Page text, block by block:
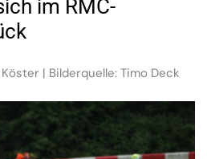
im RMC-
| Bilderquelle: Timo Deck